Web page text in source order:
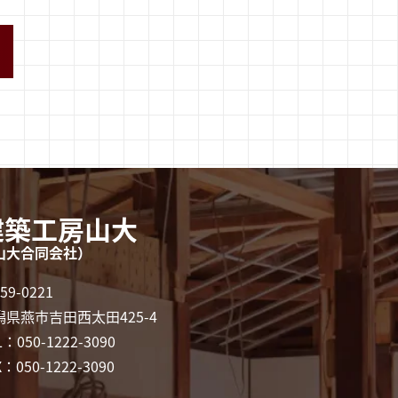
工房山大
大合同会社）
0221
県燕市吉田西太田425-4
：050-1222-3090
：050-1222-3090